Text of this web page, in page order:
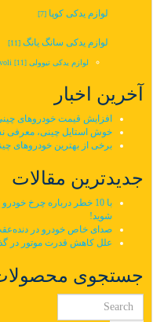
لوازم یدکی کوپا [7]
لوازم یدکی سانگ یانگ [11]
لوازم یدکی تیوولی tivoli [11]
آخرین اخبار
افزایش قیمت خودروهای چینی
خوش استایل چینی، معرفی
برخی از بهترین خودروهای
جدیدترین مقالات
با 10 خطر درباره چرخ
شوید!
صدای خاص خودرو در
علل کاهش قدرت موتور در
جستجوی